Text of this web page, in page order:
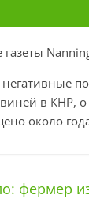
в КНР, о
около
фермер